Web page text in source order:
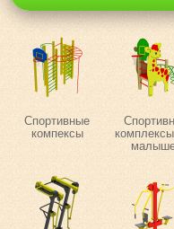
Спортивные
компексы